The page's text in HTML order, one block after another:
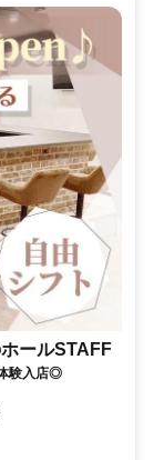
ールSTAFF
験入店◎